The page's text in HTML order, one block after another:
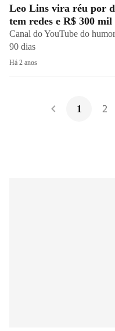
Leo Lins vira réu por
tem redes e R$ 300 mil
Canal do YouTube do
90 dias
Há 2 anos
1 2